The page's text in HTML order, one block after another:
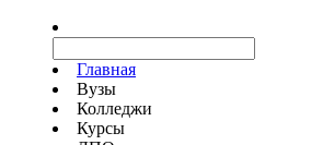
Главная
Вузы
Колледжи
Курсы